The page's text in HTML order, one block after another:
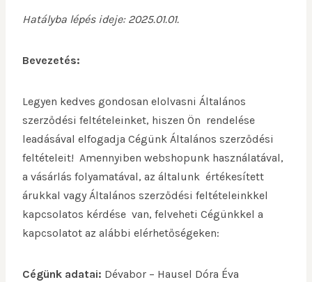
Hatályba lépés ideje: 2025.01.01.
Bevezetés:
Legyen kedves gondosan elolvasni Általános
szerződési feltételeinket, hiszen Ön rendelése
leadásával elfogadja Cégünk Általános szerződési
feltételeit! Amennyiben webshopunk használatával,
a vásárlás folyamatával, az általunk értékesített
árukkal vagy Általános szerződési feltételeinkkel
kapcsolatos kérdése van, felveheti Cégünkkel a
kapcsolatot az alábbi elérhetőségeken:
Cégünk adatai: Dévabor – Hausel Dóra Éva